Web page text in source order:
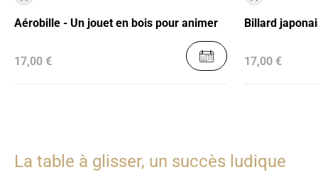
Aérobille - Un jouet en bois pour animer
17,00 €
Billard
17,00 €
La table à glisser, un succès ludique